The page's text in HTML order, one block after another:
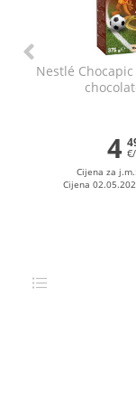
Nestlé
4
Cijena za j.m.:
Cijena